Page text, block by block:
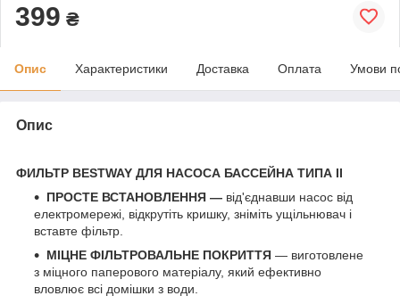
399 ₴
Опис Характеристики Доставка Оплата Умови
Опис
ФИЛЬТР BESTWAY ДЛЯ НАСОСА БАССЕЙНА ТИПА II
ПРОСТЕ ВСТАНОВЛЕННЯ — від'єднавши насос від
електромережі, відкрутіть кришку, зніміть ущільнювач і
вставте фільтр.
МІЦНЕ ФІЛЬТРОВАЛЬНЕ ПОКРИТТЯ — виготовлене
з міцного паперового матеріалу, який ефективно
вловлює всі домішки з води.